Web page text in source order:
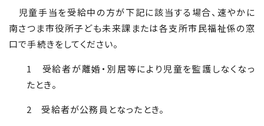
児童手当を受給中の方が下記に該当する場合、速やかに
南さつま市役所子ども未来課または各支所市民福祉係の窓
口で手続きをしてください。
1 受給者が離婚・別居等により児童を監護しなくなっ
たとき。
2 受給者が公務員となったとき。